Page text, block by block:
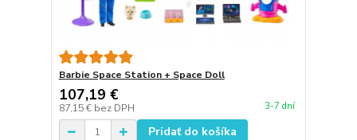
Barbie Space Station + Space Doll
107,19 €
87,15 € bez DPH 3-7 dní
Pridať do košíka